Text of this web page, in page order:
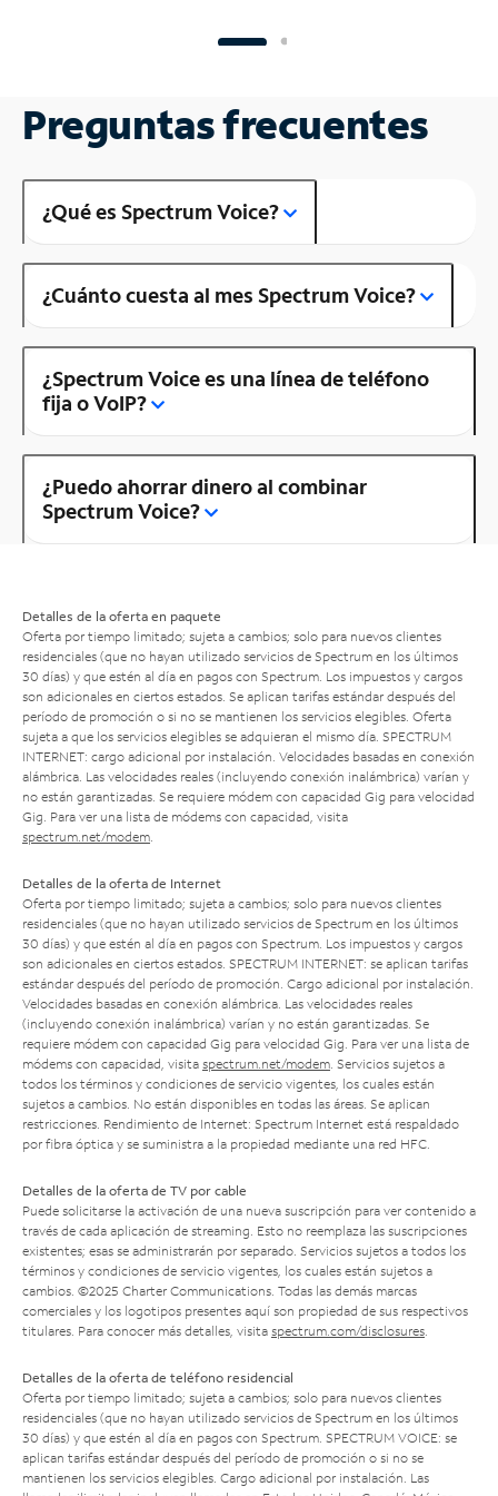
Preguntas frecuentes
¿Qué es Spectrum Voice?
¿Cuánto cuesta al mes Spectrum Voice?
¿Spectrum Voice es una línea de teléfono
fija o VoIP?
¿Puedo ahorrar dinero al combinar
Spectrum Voice?
Detalles de la oferta en paquete
Oferta por tiempo limitado; sujeta a cambios; solo para nuevos clientes
residenciales (que no hayan utilizado servicios de Spectrum en los últimos
30 días) y que estén al día en pagos con Spectrum. Los impuestos y cargos
son adicionales en ciertos estados. Se aplican tarifas estándar después del
período de promoción o si no se mantienen los servicios elegibles. Oferta
sujeta a que los servicios elegibles se adquieran el mismo día. SPECTRUM
INTERNET: cargo adicional por instalación. Velocidades basadas en conexión
alámbrica. Las velocidades reales (incluyendo conexión inalámbrica) varían y
no están garantizadas. Se requiere módem con capacidad Gig para velocidad
Gig. Para ver una lista de módems con capacidad, visita
spectrum.net/modem
Detalles de la oferta de Internet
Oferta por tiempo limitado; sujeta a cambios; solo para nuevos clientes
residenciales (que no hayan utilizado servicios de Spectrum en los últimos
30 días) y que estén al día en pagos con Spectrum. Los impuestos y cargos
son adicionales en ciertos estados. SPECTRUM INTERNET: se aplican tarifas
estándar después del período de promoción. Cargo adicional por instalación.
Velocidades basadas en conexión alámbrica. Las velocidades reales
(incluyendo conexión inalámbrica) varían y no están garantizadas. Se
requiere módem con capacidad Gig para velocidad Gig. Para ver una lista de
módems con capacidad, visita spectrum.net/modem . Servicios sujetos a
todos los términos y condiciones de servicio vigentes, los cuales están
sujetos a cambios. No están disponibles en todas las áreas. Se aplican
restricciones. Rendimiento de Internet: Spectrum Internet está respaldado
por fibra óptica y se suministra a la propiedad mediante una red HFC.
Detalles de la oferta de TV por cable
Puede solicitarse la activación de una nueva suscripción para ver contenido a
través de cada aplicación de streaming. Esto no reemplaza las suscripciones
existentes; esas se administrarán por separado. Servicios sujetos a todos los
términos y condiciones de servicio vigentes, los cuales están sujetos a
cambios. ©2025 Charter Communications. Todas las demás marcas
comerciales y los logotipos presentes aquí son propiedad de sus respectivos
titulares. Para conocer más detalles, visita spectrum.com/disclosures
Detalles de la oferta de teléfono residencial
Oferta por tiempo limitado; sujeta a cambios; solo para nuevos clientes
residenciales (que no hayan utilizado servicios de Spectrum en los últimos
30 días) y que estén al día en pagos con Spectrum. SPECTRUM VOICE: se
aplican tarifas estándar después del período de promoción o si no se
mantienen los servicios elegibles. Cargo adicional por instalación. Las